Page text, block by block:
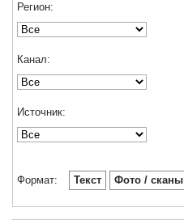
Регион:
Канал:
Источник:
Формат: Текст Фото / сканы